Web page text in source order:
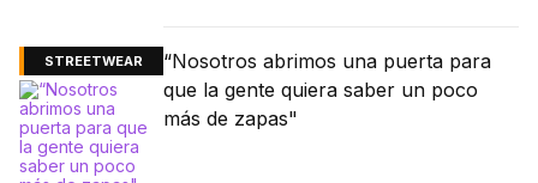
STREETWEAR
“Nosotros abrimos una puerta para
que la gente quiera saber un poco
más de zapas"